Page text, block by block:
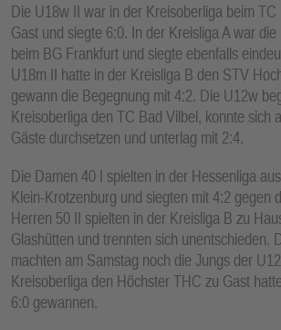
Die U18w II war in der Kreisoberliga beim TC
Gast und siegte 6:0. In der Kreisliga A war
beim BG Frankfurt und siegte ebenfalls
U18m II hatte in der Kreisliga B den STV
gewann die Begegnung mit 4:2. Die U12w
Kreisoberliga den TC Bad Vilbel, konnte sich
Gäste durchsetzen und unterlag mit 2:4.
Die Damen 40 I spielten in der Hessenliga
Klein-Krotzenburg und siegten mit 4:2 gegen
Herren 50 II spielten in der Kreisliga B zu
Glashütten und trennten sich unentschieden.
machten am Samstag noch die Jungs der
Kreisoberliga den Höchster THC zu Gast
6:0 gewannen.